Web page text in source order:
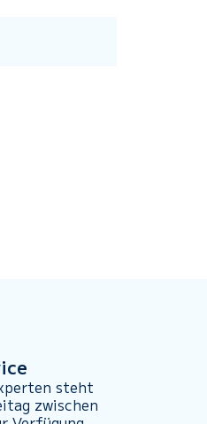
steht
zwischen